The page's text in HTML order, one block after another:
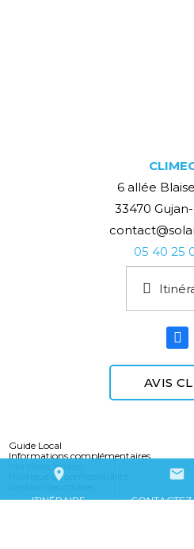
place
ITINÉRAIRE
mail
6 allée
33470
05 40 25
AVIS
Guide Local
Informations complémentaires
Mentions légales
Politique de confidentialité